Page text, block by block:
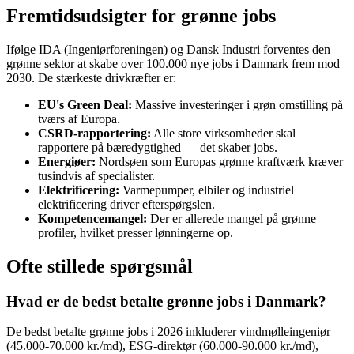
Fremtidsudsigter for grønne jobs
Ifølge IDA (Ingeniørforeningen) og Dansk Industri forventes den
grønne sektor at skabe over 100.000 nye jobs i Danmark frem mod
2030. De stærkeste drivkræfter er:
EU's Green Deal: Massive investeringer i grøn omstilling på
tværs af Europa.
CSRD-rapportering: Alle store virksomheder skal
rapportere på bæredygtighed — det skaber jobs.
Energiøer: Nordsøen som Europas grønne kraftværk kræver
tusindvis af specialister.
Elektrificering: Varmepumper, elbiler og industriel
elektrificering driver efterspørgslen.
Kompetencemangel: Der er allerede mangel på grønne
profiler, hvilket presser lønningerne op.
Ofte stillede spørgsmål
Hvad er de bedst betalte grønne jobs i Danmark?
De bedst betalte grønne jobs i 2026 inkluderer vindmølleingeniør
(45.000-70.000 kr./md), ESG-direktør (60.000-90.000 kr./md),